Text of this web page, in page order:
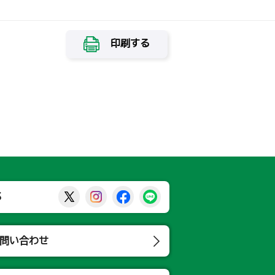
印刷する
那須烏山市公式X
那須烏山市公式Instagram
那須烏山市公式Facebook
い合わせ